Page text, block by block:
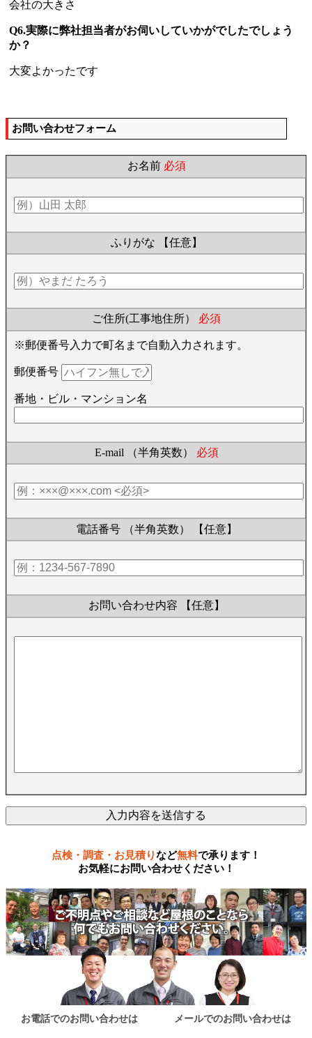
会社の大きさ
Q6.実際に弊社担当者がお伺いしていかがでしたでしょう
か？
大変よかったです
お問い合わせフォーム
お名前 必須
ふりがな 【任意】
ご住所(工事地住所） 必須
※郵便番号入力で町名まで自動入力されます。
郵便番号
番地・ビル・マンション名
E-mail （半角英数） 必須
電話番号 （半角英数） 【任意】
お問い合わせ内容 【任意】
点検・調査・お見積りなど無料で承ります！
お気軽にお問い合わせください！
お電話でのお問い合わせは メールでのお問い合わせは